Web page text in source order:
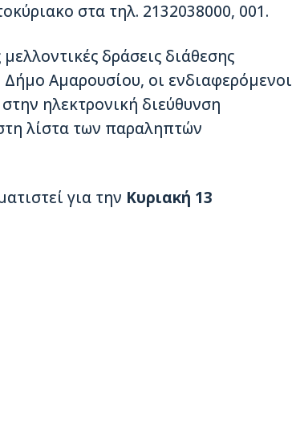
στα τηλ. 2132038000, 001.
δράσεις διάθεσης
Αμαρουσίου, οι ενδιαφερόμενοι
ηλεκτρονική διεύθυνση
λίστα των παραληπτών
για την Κυριακή 13